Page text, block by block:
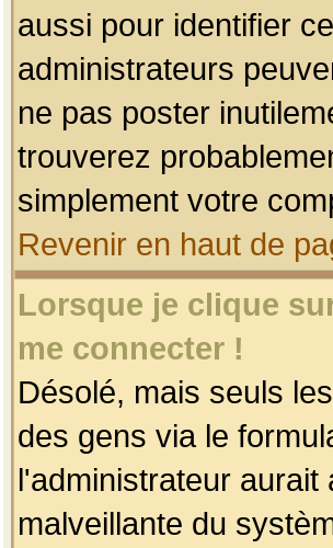
aussi pour identifier
administrateurs
ne pas poster
trouverez
simplement votre
Revenir en haut de
Lorsque je clique
me connecter !
Désolé, mais seuls
des gens via le
l'administrateur
malveillante du